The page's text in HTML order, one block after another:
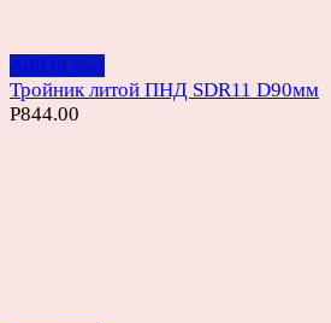
Add to cart
Тройник литой ПНД SDR11 D90мм
Р844.00